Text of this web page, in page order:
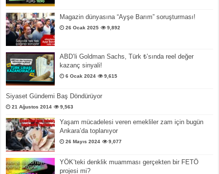
Magazin dünyasına “Ayşe Barım” soruşturması!
26 Ocak 2025 9,892
ABD’li Goldman Sachs, Türk ₺’sında reel değer
kazanç sinyali!
6 Ocak 2024 9,615
Siyaset Gündemi Baş Döndürüyor
21 Ağustos 2014 9,563
Yaşam mücadelesi veren emekliler zam için bugün
Ankara’da toplanıyor
26 Mayıs 2024 9,077
YÖK’teki denklik muamması gerçekten bir FETÖ
projesi mi?